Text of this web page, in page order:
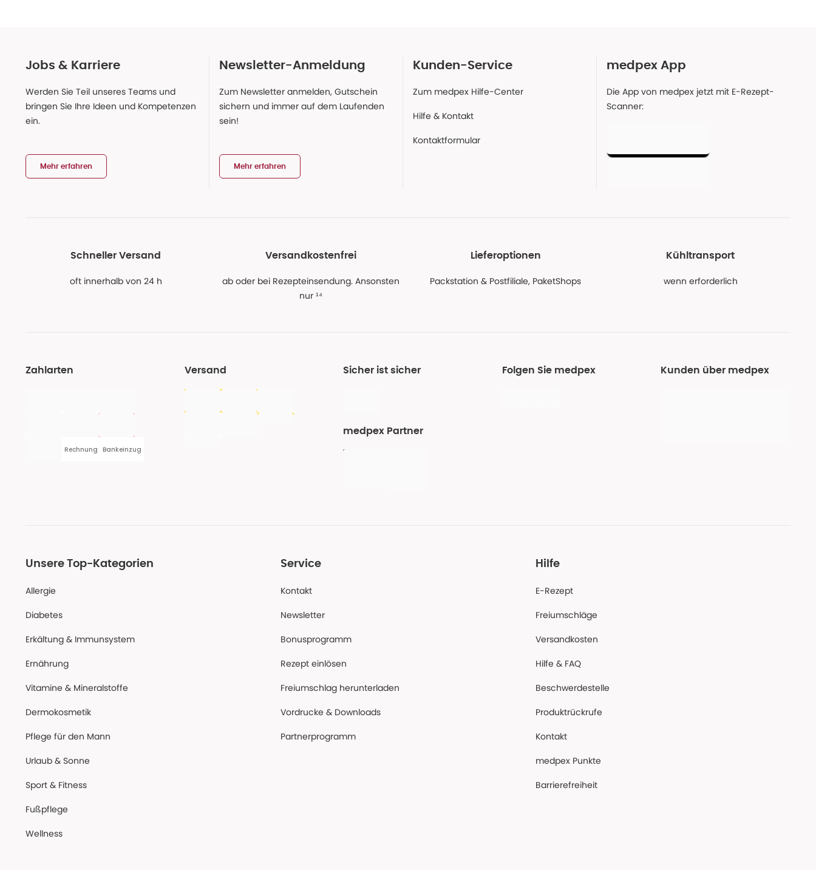
Jobs & Karriere
Werden Sie Teil unseres Teams und
bringen Sie Ihre Ideen und Kompetenzen
ein.
Mehr erfahren
Newsletter-Anmeldung
Zum Newsletter anmelden, Gutschein
sichern und immer auf dem Laufenden
sein!
Mehr erfahren
Kunden-Service
Zum medpex Hilfe-Center
Hilfe & Kontakt
Kontaktformular
medpex App
Die App von medpex jetzt mit E-Rezept-
Scanner:
Schneller Versand
oft innerhalb von 24 h
Versandkostenfrei
ab oder bei Rezepteinsendung. Ansonsten
nur ¹⁴
Lieferoptionen
Packstation & Postfiliale, PaketShops
Kühltransport
wenn erforderlich
Zahlarten
Rechnung Bankeinzug
Versand Sicher ist sicher
medpex Partner
Folgen Sie medpex Kunden über medpex
Unsere Top-Kategorien
Allergie
Diabetes
Erkältung & Immunsystem
Ernährung
Vitamine & Mineralstoffe
Dermokosmetik
Pflege für den Mann
Urlaub & Sonne
Sport & Fitness
Fußpflege
Wellness
Service
Kontakt
Newsletter
Bonusprogramm
Rezept einlösen
Freiumschlag herunterladen
Vordrucke & Downloads
Partnerprogramm
Hilfe
E-Rezept
Freiumschläge
Versandkosten
Hilfe & FAQ
Beschwerdestelle
Produktrückrufe
Kontakt
medpex Punkte
Barrierefreiheit